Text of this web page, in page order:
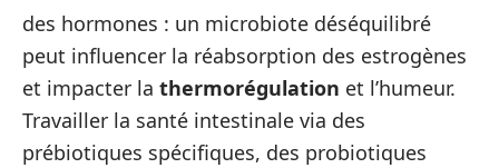
des hormones : un microbiote déséquilibré
peut influencer la réabsorption des estrogènes
et impacter la thermorégulation et l’humeur.
Travailler la santé intestinale via des
prébiotiques spécifiques, des probiotiques